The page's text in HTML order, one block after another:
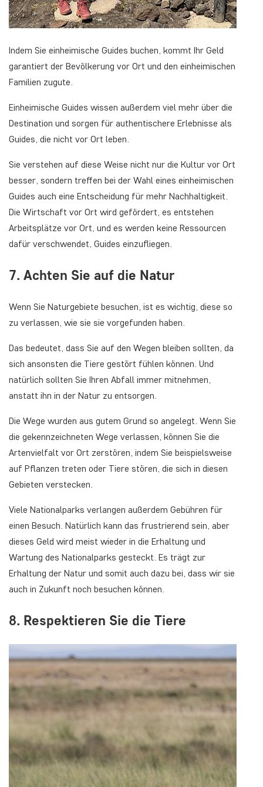
Indem Sie einheimische Guides buchen, kommt Ihr Geld
garantiert der Bevölkerung vor Ort und den einheimischen
Familien zugute.
Einheimische Guides wissen außerdem viel mehr über die
Destination und sorgen für authentischere Erlebnisse als
Guides, die nicht vor Ort leben.
Sie verstehen auf diese Weise nicht nur die Kultur vor Ort
besser, sondern treffen bei der Wahl eines einheimischen
Guides auch eine Entscheidung für mehr Nachhaltigkeit.
Die Wirtschaft vor Ort wird gefördert, es entstehen
Arbeitsplätze vor Ort, und es werden keine Ressourcen
dafür verschwendet, Guides einzufliegen.
7. Achten Sie auf die Natur
Wenn Sie Naturgebiete besuchen, ist es wichtig, diese so
zu verlassen, wie sie sie vorgefunden haben.
Das bedeutet, dass Sie auf den Wegen bleiben sollten, da
sich ansonsten die Tiere gestört fühlen können. Und
natürlich sollten Sie Ihren Abfall immer mitnehmen,
anstatt ihn in der Natur zu entsorgen.
Die Wege wurden aus gutem Grund so angelegt. Wenn Sie
die gekennzeichneten Wege verlassen, können Sie die
Artenvielfalt vor Ort zerstören, indem Sie beispielsweise
auf Pflanzen treten oder Tiere stören, die sich in diesen
Gebieten verstecken.
Viele Nationalparks verlangen außerdem Gebühren für
einen Besuch. Natürlich kann das frustrierend sein, aber
dieses Geld wird meist wieder in die Erhaltung und
Wartung des Nationalparks gesteckt. Es trägt zur
Erhaltung der Natur und somit auch dazu bei, dass wir sie
auch in Zukunft noch besuchen können.
8. Respektieren Sie die Tiere